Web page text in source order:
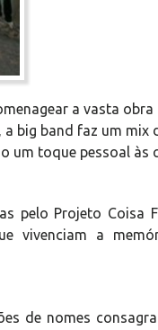
a vasta
a big band faz um
um toque pessoal às
pelo Projeto Coisa
vivenciam a
de nomes